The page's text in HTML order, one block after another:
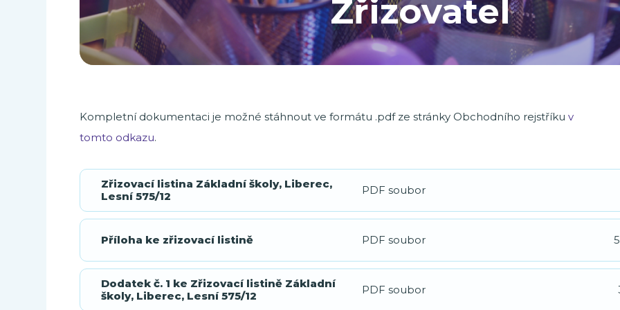
Zřizovatel
Kompletní dokumentaci je možné stáhnout ve formátu .pdf ze stránky Obchodního rejstříku v
tomto odkazu.
Zřizovací listina Základní školy, Liberec,
Lesní 575/12
PDF soubor
Příloha ke zřizovací listině PDF soubor
Dodatek č. 1 ke Zřizovací listině Základní
školy, Liberec, Lesní 575/12
PDF soubor